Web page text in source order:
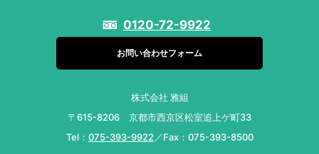
0120-72-9922
お問い合わせフォーム
株式会社 雅組
〒615-8206 京都市西京区松室追上ゲ町33
Tel： 075-393-9922 ／Fax：075-393-8500